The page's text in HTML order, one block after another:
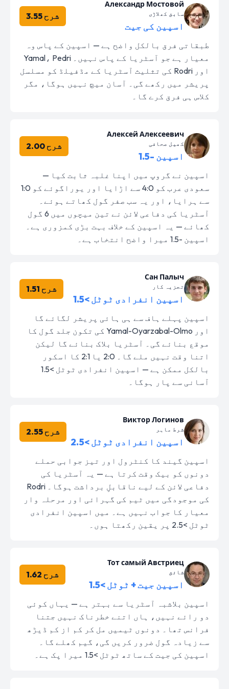
Александр Мостовой
سابق کھلاڑی
اسپین کی جیت
شرح 3.55
طبقاتی فرق بالکل واضح ہے — اسپین کے پاس وہ
معیار ہے جو آسٹریا کے پاس نہیں۔ Yamal، Pedri
اور Rodri کی تثلیث آسٹریا کے مڈفیلڈ کو مسلسل
پریشر میں رکھے گی۔ آسان میچ نہیں ہوگا، مگر
کلاس ہی فرق کرے گا۔
Алексей Алексеевич
کھیل صحافی
اسپین -1.5
شرح 2.00
اسپین نے گروپ میں اپنا غلبہ ثابت کیا —
سعودی عرب کو 4:0 سے اڑایا اور یوراگوئے کو 1:0
سے ہرایا، اور یہ سب صفر گول کھاتے ہوئے۔
آسٹریا کی دفاعی لائن نے تین میچوں میں 6 گول
کھائے — یہ اسپین کے خلاف بہت بڑی کمزوری ہے۔
اسپین -1.5 میرا واضح انتخاب ہے۔
Сан Палыч
تجزیہ کار
اسپین انفرادی ٹوٹل >1.5
شرح 1.51
اسپین پہلے ہاف سے ہی ہائی پریشر لگائے گا
اور Yamal-Oyarzabal-Olmo کی تکون جلد گول کا
موقع بنائے گی۔ آسٹریا بلاک بنائے گا لیکن
اتنا وقت نہیں ملے گا۔ 2:0 یا 2:1 کا اسکور
بالکل ممکن ہے — اسپین انفرادی ٹوٹل >1.5
آسانی سے پار ہوگا۔
Виктор Логинов
شرط ماہر
اسپین انفرادی ٹوٹل >2.5
شرح 2.55
اسپین گیند کا کنٹرول اور تیز جوابی حملے
دونوں کو بیک وقت کرتا ہے — یہ آسٹریا کی
دفاعی لائن کے لیے ناقابلِ برداشت ہوگا۔ Rodri
کی موجودگی میں ٹیم کی گہرائی اور مرحلہ وار
معیار کا جواب نہیں ہے۔ میں اسپین انفرادی
ٹوٹل >2.5 پر یقین رکھتا ہوں۔
Тот самый Австриец
شائق
اسپین جیت + ٹوٹل >1.5
شرح 1.62
اسپین بلاشبہ آسٹریا سے بہتر ہے — یہاں کوئی
دو رائے نہیں، ہاں اتنے خطرناک نہیں جتنا
فرانس تھا۔ دونوں ٹیمیں مل کر کم از کم ڈیڑھ
سے زیادہ گول ضرور کریں گی، گیم کھلے گا۔
اسپین کی جیت کے ساتھ ٹوٹل >1.5 میرا پک ہے۔